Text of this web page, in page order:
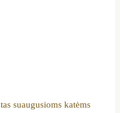
suaugusioms katėms